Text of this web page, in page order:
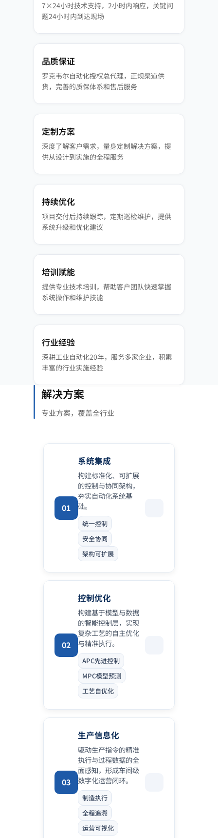
7×24小时技术支持，2小时内响应，关键问
题24小时内到达现场
品质保证
罗克韦尔自动化授权总代理，正规渠道供
货，完善的质保体系和售后服务
定制方案
深度了解客户需求，量身定制解决方案，提
供从设计到实施的全程服务
持续优化
项目交付后持续跟踪，定期巡检维护，提供
系统升级和优化建议
培训赋能
提供专业技术培训，帮助客户团队快速掌握
系统操作和维护技能
行业经验
深耕工业自动化20年，服务多家企业，积累
丰富的行业实施经验
解决方案
专业方案，覆盖全行业
01
系统集成
构建标准化、可扩展
的控制与协同架构，
夯实自动化系统基
础。
统一控制
安全协同
架构可扩展
02
控制优化
构建基于模型与数据
的智能控制层，实现
复杂工艺的自主优化
与精准执行。
APC先进控制
MPC模型预测
工艺自优化
03
生产信息化
驱动生产指令的精准
执行与过程数据的全
面感知，形成车间级
数字化运营闭环。
制造执行
全程追溯
运营可视化